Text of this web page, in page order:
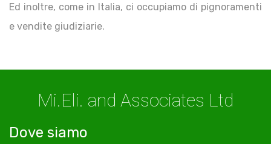
Ed inoltre, come in Italia, ci occupiamo di pignoramenti
e vendite giudiziarie.
Mi.Eli. and Associates Ltd
Dove siamo